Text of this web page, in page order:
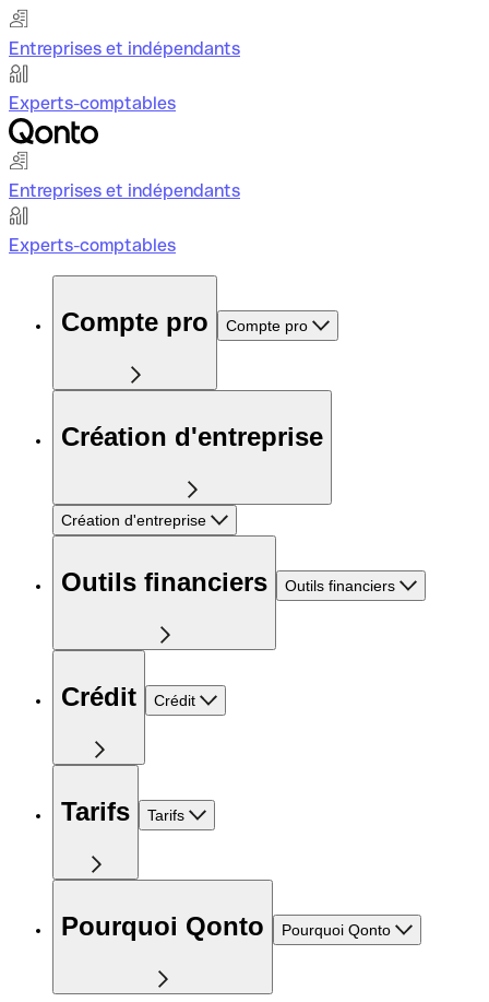
Entreprises et indépendants
Experts-comptables
Entreprises et indépendants
Experts-comptables
Compte pro Compte pro
Création d'entreprise
Création d'entreprise
Outils financiers Outils financiers
Crédit Crédit
Tarifs Tarifs
Pourquoi Qonto Pourquoi Qonto